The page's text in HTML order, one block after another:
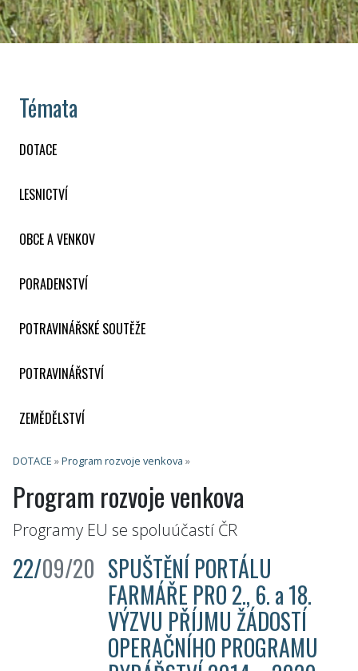
Témata
DOTACE
LESNICTVÍ
OBCE A VENKOV
PORADENSTVÍ
POTRAVINÁŘSKÉ SOUTĚŽE
POTRAVINÁŘSTVÍ
ZEMĚDĚLSTVÍ
DOTACE »Program rozvoje venkova »
Program rozvoje venkova
Programy EU se spoluúčastí ČR
22/09/20 SPUŠTĚNÍ PORTÁLU
FARMÁŘE PRO 2., 6. a 18.
VÝZVU PŘÍJMU ŽÁDOSTÍ
OPERAČNÍHO PROGRAMU